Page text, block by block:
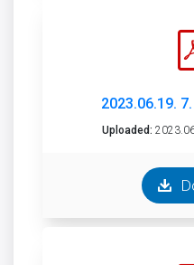
2023.06.19.
Uploaded: